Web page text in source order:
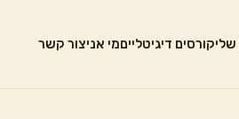
קורסים דיגיטלייםמי אניצור קשר